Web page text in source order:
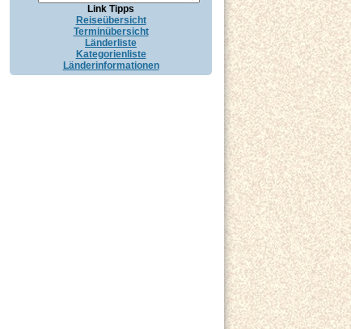
Link Tipps
Reiseübersicht
Terminübersicht
Länderliste
Kategorienliste
Länderinformationen